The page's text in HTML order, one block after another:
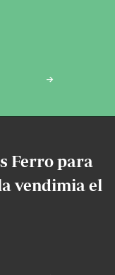
Ferro para
vendimia el